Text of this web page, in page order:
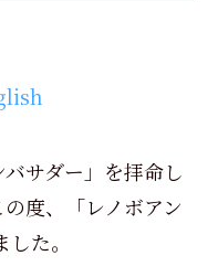
サダー」を拝命し
度、「レノボアン
た。